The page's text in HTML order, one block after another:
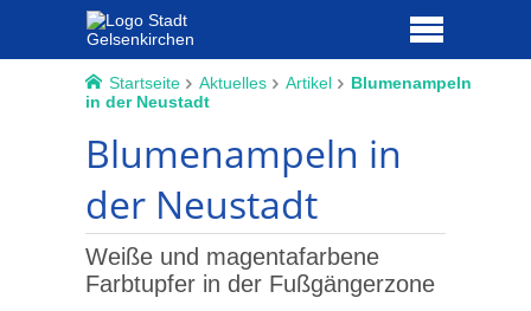
Startseite Aktuelles Artikel
Blumenampeln
in der Neustadt
Blumenampeln in
der Neustadt
Weiße und magentafarbene
Farbtupfer in der Fußgängerzone